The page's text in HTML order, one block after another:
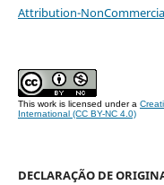
Attribution-
This work is licensed under a
International (CC BY-NC 4.0)
DECLARAÇÃO DE